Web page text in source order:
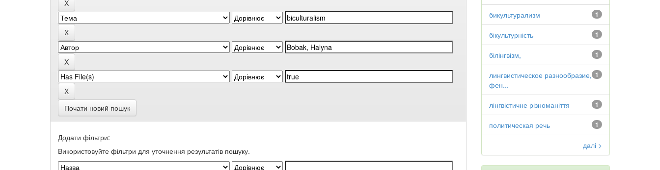
Почати новий пошук
Додати фільтри:
Використовуйте фільтри для уточнення результатів пошуку.
1
бикультурализм
1
бікультурність
1
білінгвізм,
1
лингвистическое разнообразие,
фен...
1
лінгвістичне різноманіття
1
политическая речь
далі >